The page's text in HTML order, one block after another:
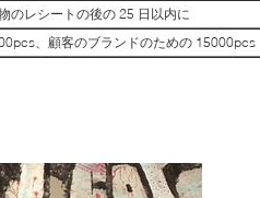
のレシートの後の 25 日以内に
、顧客のブランドのための 15000pcs